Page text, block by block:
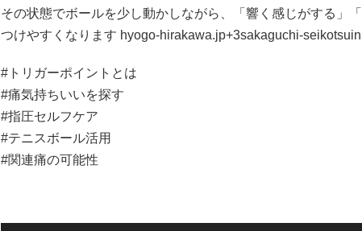
その状態でボールを少し動かしながら、「響く感じがする」
つけやすくなります hyogo-hirakawa.jp+3sakaguchi-
#トリガーポイントとは
#痛気持ちいいを探す
#指圧セルフケア
#テニスボール活用
#関連痛の可能性